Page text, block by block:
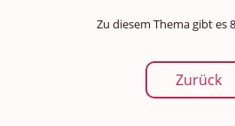
Zu diesem Thema gibt es
Zurück